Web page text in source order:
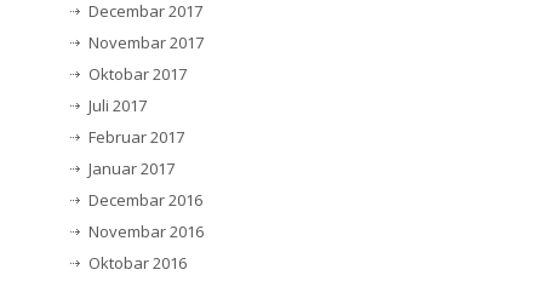
Decembar 2017
Novembar 2017
Oktobar 2017
Juli 2017
Februar 2017
Januar 2017
Decembar 2016
Novembar 2016
Oktobar 2016